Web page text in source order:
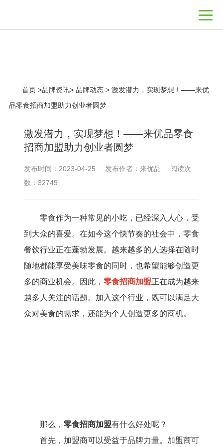
首页>品牌资讯> 品牌动态> 激发潜力，实现梦想！——来优
品零食招商加盟助力创业者圆梦
激发潜力，实现梦想！——来优品零食
招商加盟助力创业者圆梦
发布时间：2023-04-25 发布作者：来优品
阅读次
数：32749
零食作为一种常见的小吃，已经深入人心，受
到大众的喜爱。在如今这个快节奏的社会中，零食
餐饮行业正在蓬勃发展。越来越多的人选择在随时
随地都能享受美味零食的同时，也希望能够创造更
多的商业机会。因此， 零食招商加盟正在成为越来
越多人关注的话题。加入这个行业，既可以满足大
众对美食的需求，还能为个人创造更多的商机。
那么， 零食招商加盟有什么好处呢？
首先，加盟商可以受益于品牌力量。加盟商可